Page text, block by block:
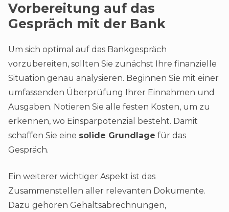
Vorbereitung auf das
Gespräch mit der Bank
Um sich optimal auf das Bankgespräch
vorzubereiten, sollten Sie zunächst Ihre finanzielle
Situation genau analysieren. Beginnen Sie mit einer
umfassenden Überprüfung Ihrer Einnahmen und
Ausgaben. Notieren Sie alle festen Kosten, um zu
erkennen, wo Einsparpotenzial besteht. Damit
schaffen Sie eine solide Grundlage für das
Gespräch.
Ein weiterer wichtiger Aspekt ist das
Zusammenstellen aller relevanten Dokumente.
Dazu gehören Gehaltsabrechnungen,